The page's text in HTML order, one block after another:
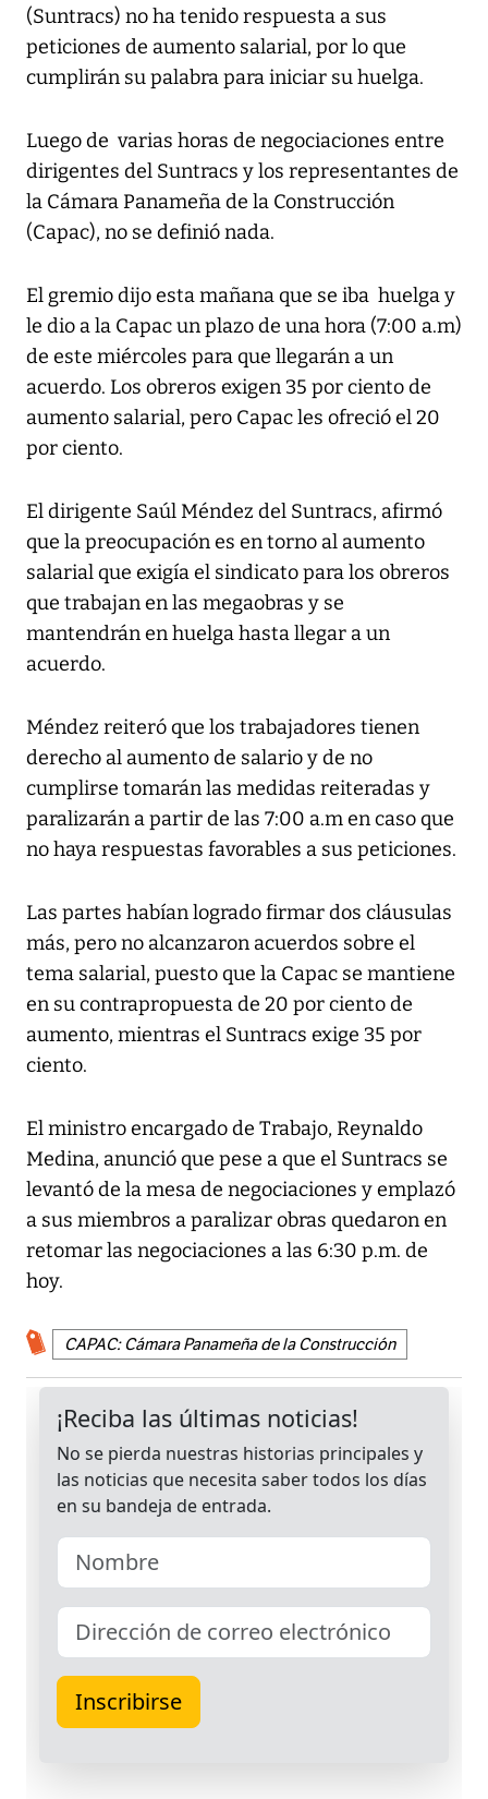
(Suntracs) no ha tenido respuesta a sus
peticiones de aumento salarial, por lo que
cumplirán su palabra para iniciar su huelga.
Luego de varias horas de negociaciones entre
dirigentes del Suntracs y los representantes de
la Cámara Panameña de la Construcción
(Capac), no se definió nada.
El gremio dijo esta mañana que se iba huelga y
le dio a la Capac un plazo de una hora (7:00 a.m)
de este miércoles para que llegarán a un
acuerdo. Los obreros exigen 35 por ciento de
aumento salarial, pero Capac les ofreció el 20
por ciento.
El dirigente Saúl Méndez del Suntracs, afirmó
que la preocupación es en torno al aumento
salarial que exigía el sindicato para los obreros
que trabajan en las megaobras y se
mantendrán en huelga hasta llegar a un
acuerdo.
Méndez reiteró que los trabajadores tienen
derecho al aumento de salario y de no
cumplirse tomarán las medidas reiteradas y
paralizarán a partir de las 7:00 a.m en caso que
no haya respuestas favorables a sus peticiones.
Las partes habían logrado firmar dos cláusulas
más, pero no alcanzaron acuerdos sobre el
tema salarial, puesto que la Capac se mantiene
en su contrapropuesta de 20 por ciento de
aumento, mientras el Suntracs exige 35 por
ciento.
El ministro encargado de Trabajo, Reynaldo
Medina, anunció que pese a que el Suntracs se
levantó de la mesa de negociaciones y emplazó
a sus miembros a paralizar obras quedaron en
retomar las negociaciones a las 6:30 p.m. de
hoy.
CAPAC: Cámara Panameña de la Construcción